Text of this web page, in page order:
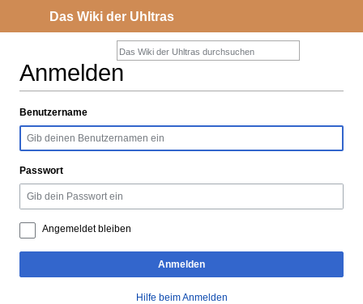
Anmelden
Zur
Navigation
springen
Zur
Suche
springen
Benutzername
Passwort
Angemeldet bleiben
Anmelden
Hilfe beim Anmelden
Das Wiki der Uhltras